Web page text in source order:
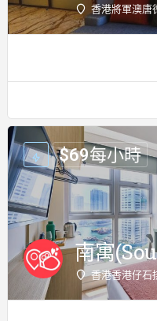
香港將軍澳唐
南寓
香港香港仔石
$69每小時